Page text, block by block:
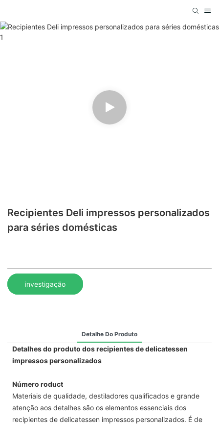
Recipientes Deli impressos personalizados
para séries domésticas
investigação
Detalhe Do Produto
Detalhes do produto dos recipientes de delicatessen
impressos personalizados
Número roduct
Materiais de qualidade, destiladores qualificados e grande
atenção aos detalhes são os elementos essenciais dos
recipientes de delicatessen impressos personalizados. É de